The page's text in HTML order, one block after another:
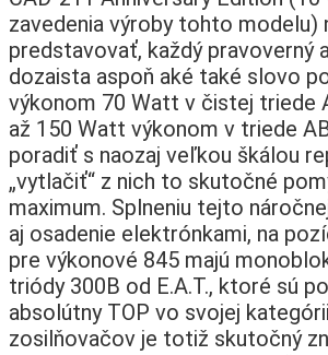
zavedenia výroby tohto modelu)
predstavovať, každý pravoverný
dozaista aspoň aké také slovo
výkonom 70 Watt v čistej triede
až 150 Watt výkonom v triede
poradiť s naozaj veľkou škálou
„vytlačiť“ z nich to skutočné
maximum. Splneniu tejto
aj osadenie elektrónkami, na
pre výkonové 845 majú
triódy 300B od E.A.T., ktoré sú
absolútny TOP vo svojej
zosilňovačov je totiž skutočný